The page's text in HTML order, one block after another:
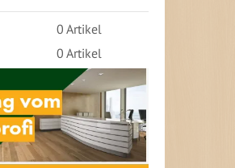
0 Artikel
0 Artikel